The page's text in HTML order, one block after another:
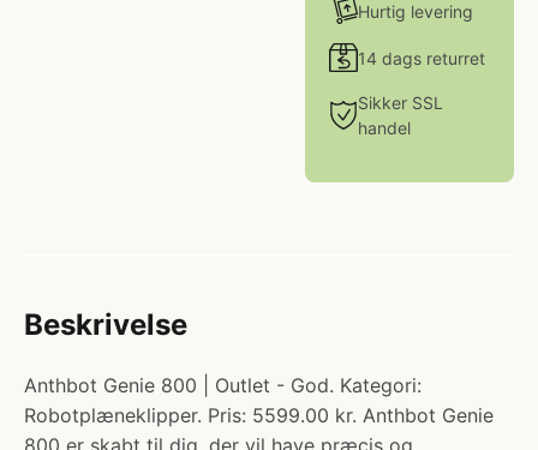
Hurtig levering
14 dags returret
Sikker SSL
handel
Beskrivelse
Anthbot Genie 800 | Outlet - God. Kategori:
Robotplæneklipper. Pris: 5599.00 kr. Anthbot Genie
800 er skabt til dig, der vil have præcis og